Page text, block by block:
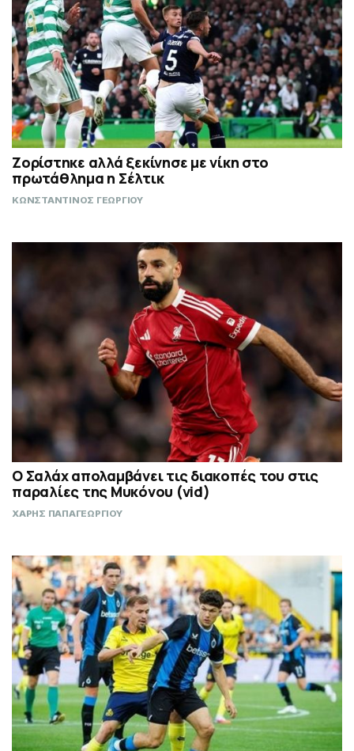
Ζορίστηκε αλλά ξεκίνησε με νίκη στο
πρωτάθλημα η Σέλτικ
ΚΩΝΣΤΑΝΤΙΝΟΣ ΓΕΩΡΓΙΟΥ
Ο Σαλάχ απολαμβάνει τις διακοπές του στις
παραλίες της Μυκόνου (vid)
ΧΑΡΗΣ ΠΑΠΑΓΕΩΡΓΙΟΥ